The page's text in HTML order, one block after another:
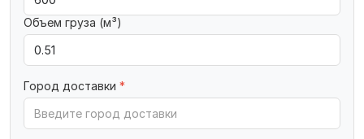
Объем груза (м³)
Город доставки *